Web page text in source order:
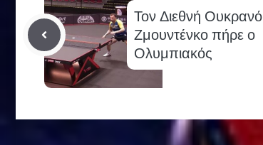
Τον Διεθνή Ουκρανό
Ζμουντένκο πήρε ο
Ολυμπιακός